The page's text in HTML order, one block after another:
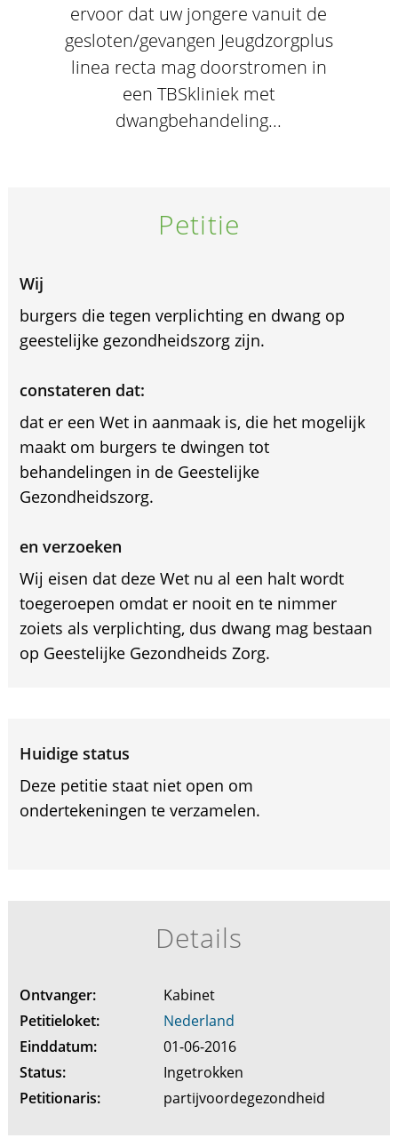
ervoor dat uw jongere vanuit de
gesloten/gevangen Jeugdzorgplus
linea recta mag doorstromen in
een TBSkliniek met
dwangbehandeling...
Petitie
Wij
burgers die tegen verplichting en dwang op
geestelijke gezondheidszorg zijn.
constateren dat:
dat er een Wet in aanmaak is, die het mogelijk
maakt om burgers te dwingen tot
behandelingen in de Geestelijke
Gezondheidszorg.
en verzoeken
Wij eisen dat deze Wet nu al een halt wordt
toegeroepen omdat er nooit en te nimmer
zoiets als verplichting, dus dwang mag bestaan
op Geestelijke Gezondheids Zorg.
Huidige status
Deze petitie staat niet open om
ondertekeningen te verzamelen.
Details
Ontvanger:
Kabinet
Petitieloket:
Nederland
Einddatum:
01-06-2016
Status:
Ingetrokken
Petitionaris:
partijvoordegezondheid